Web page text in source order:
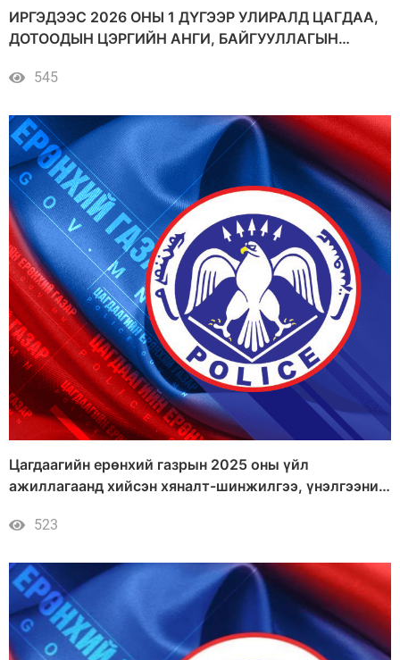
ИРГЭДЭЭС 2026 ОНЫ 1 ДҮГЭЭР УЛИРАЛД ЦАГДАА,
ДОТООДЫН ЦЭРГИЙН АНГИ, БАЙГУУЛЛАГЫН
ӨРГӨДӨЛ, ГОМДЛЫН ШИЙДВЭРЛЭЛТ
545
Цагдаагийн ерөнхий газрын 2025 оны үйл
ажиллагаанд хийсэн хяналт-шинжилгээ, үнэлгээний
523